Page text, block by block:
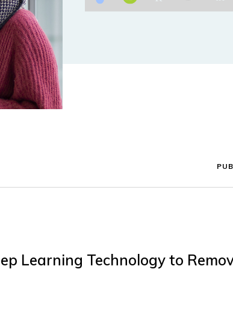
Learning Technology to